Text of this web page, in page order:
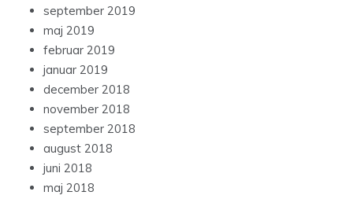
september 2019
maj 2019
februar 2019
januar 2019
december 2018
november 2018
september 2018
august 2018
juni 2018
maj 2018